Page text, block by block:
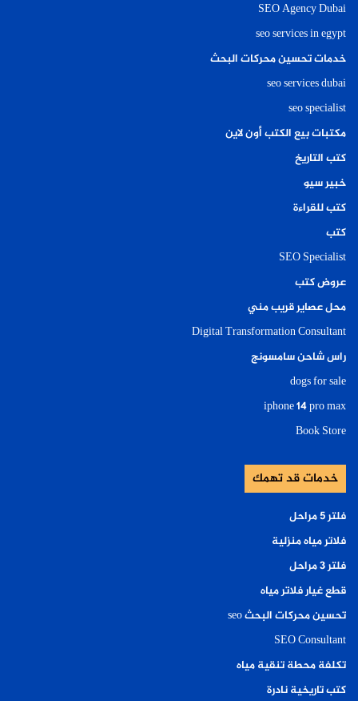
SEO Agency Dubai
seo services in egypt
خدمات تحسين محركات البحث
seo services dubai
seo specialist
مكتبات بيع الكتب أون لاين
كتب التاريخ
خبير سيو
كتب للقراءة
كتب
SEO Specialist
عروض كتب
محل عصاير قريب مني
Digital Transformation Consultant
راس شاحن سامسونج
dogs for sale
iphone 14 pro max
Book Store
خدمات قد تهمك
فلتر ٥ مراحل
فلاتر مياه منزلية
فلتر ٣ مراحل
قطع غيار فلاتر مياه
تحسين محركات البحث seo
SEO Consultant
تكلفة محطة تنقية مياه
كتب تاريخية نادرة